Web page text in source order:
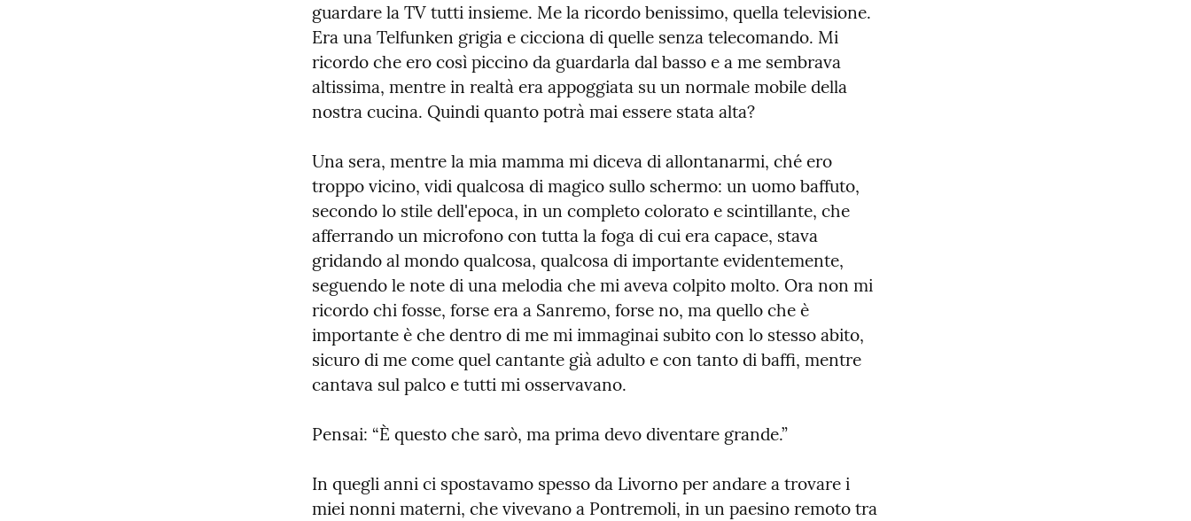
guardare la TV tutti insieme. Me la ricordo benissimo, quella televisione.
Era una Telfunken grigia e cicciona di quelle senza telecomando. Mi
ricordo che ero così piccino da guardarla dal basso e a me sembrava
altissima, mentre in realtà era appoggiata su un normale mobile della
nostra cucina. Quindi quanto potrà mai essere stata alta?
Una sera, mentre la mia mamma mi diceva di allontanarmi, ché ero
troppo vicino, vidi qualcosa di magico sullo schermo: un uomo baffuto,
secondo lo stile dell'epoca, in un completo colorato e scintillante, che
afferrando un microfono con tutta la foga di cui era capace, stava
gridando al mondo qualcosa, qualcosa di importante evidentemente,
seguendo le note di una melodia che mi aveva colpito molto. Ora non mi
ricordo chi fosse, forse era a Sanremo, forse no, ma quello che è
importante è che dentro di me mi immaginai subito con lo stesso abito,
sicuro di me come quel cantante già adulto e con tanto di baffi, mentre
cantava sul palco e tutti mi osservavano.
Pensai: “È questo che sarò, ma prima devo diventare grande.”
In quegli anni ci spostavamo spesso da Livorno per andare a trovare i
miei nonni materni, che vivevano a Pontremoli, in un paesino remoto tra